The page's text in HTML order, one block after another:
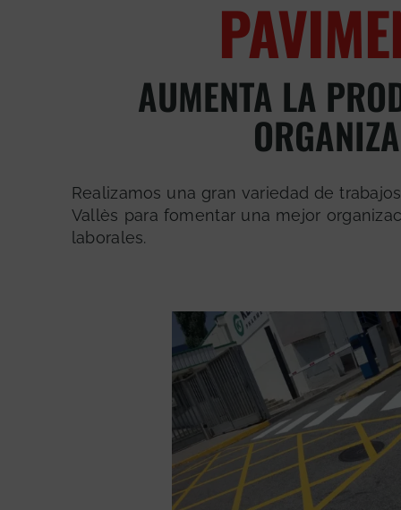
AUMENTA LA
Realizamos una gran variedad de
Vallès para fomentar una mejor
laborales.